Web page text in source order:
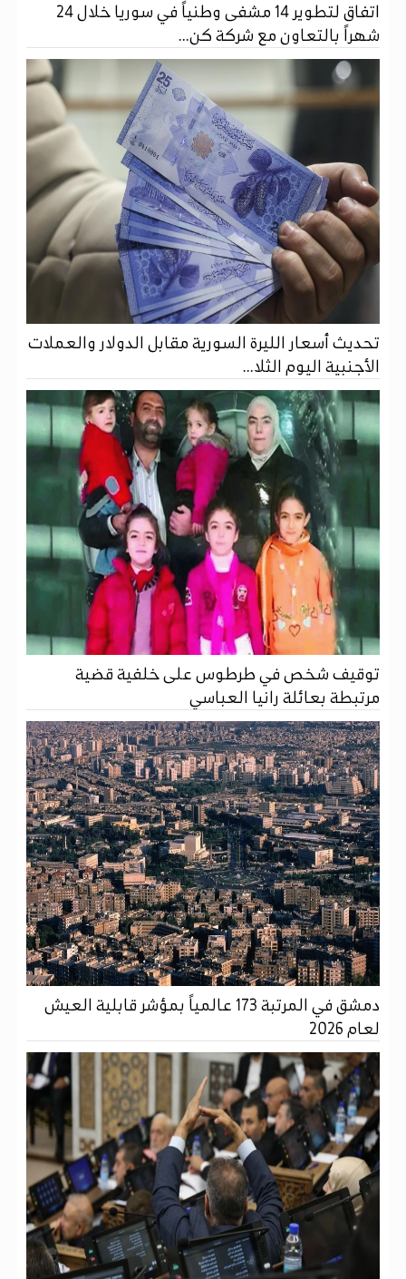
اتفاق لتطوير 14 مشفى وطنياً في سوريا خلال 24
شهراً بالتعاون مع شركة كن...
تحديث أسعار الليرة السورية مقابل الدولار والعملات
الأجنبية اليوم الثلا...
توقيف شخص في طرطوس على خلفية قضية
مرتبطة بعائلة رانيا العباسي
دمشق في المرتبة 173 عالمياً بمؤشر قابلية العيش
لعام 2026